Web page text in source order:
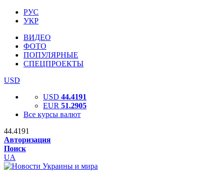
РУС
УКР
ВИДЕО
ФОТО
ПОПУЛЯРНЫЕ
СПЕЦПРОЕКТЫ
USD
USD 44.4191
EUR 51.2905
Все курсы валют
44.4191
Авторизация
Поиск
UA